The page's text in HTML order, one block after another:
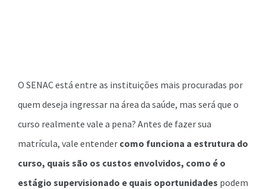
O SENAC está entre as instituições mais procuradas por
quem deseja ingressar na área da saúde, mas será que o
curso realmente vale a pena? Antes de fazer sua
matrícula, vale entender como funciona a estrutura do
curso, quais são os custos envolvidos, como é o
estágio supervisionado e quais oportunidades podem